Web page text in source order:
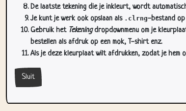
De laatste tekening die je inkleurt, wordt
Je kunt je werk ook opslaan als .clrng-bestand op
Gebruik het Tekeningdropdownmenu om je
bestellen als afdruk op een mok, T-shirt enz.
Als je deze kleurplaat wilt afdrukken, zodat je hem
Sluit